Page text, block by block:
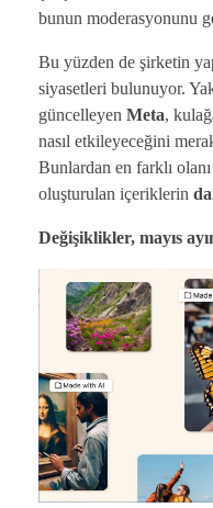
bunun moderasyonunu
Bu yüzden de şirketin
siyasetleri bulunuyor.
güncelleyen Meta,
nasıl etkileyeceğini
Bunlardan en farklı
oluşturulan içeriklerin
Değişiklikler, mayıs